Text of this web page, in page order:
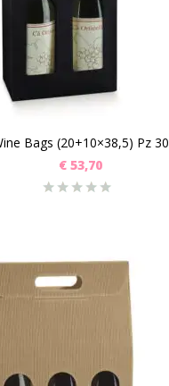
Bags (20+10×38,5) Pz 30
€ 53,70